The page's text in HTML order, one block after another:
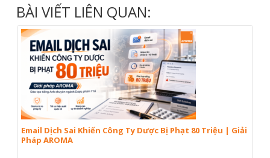
BÀI VIẾT LIÊN QUAN:
Email Dịch Sai Khiến Công Ty Dược Bị Phạt 80 Triệu | Giải
Pháp AROMA